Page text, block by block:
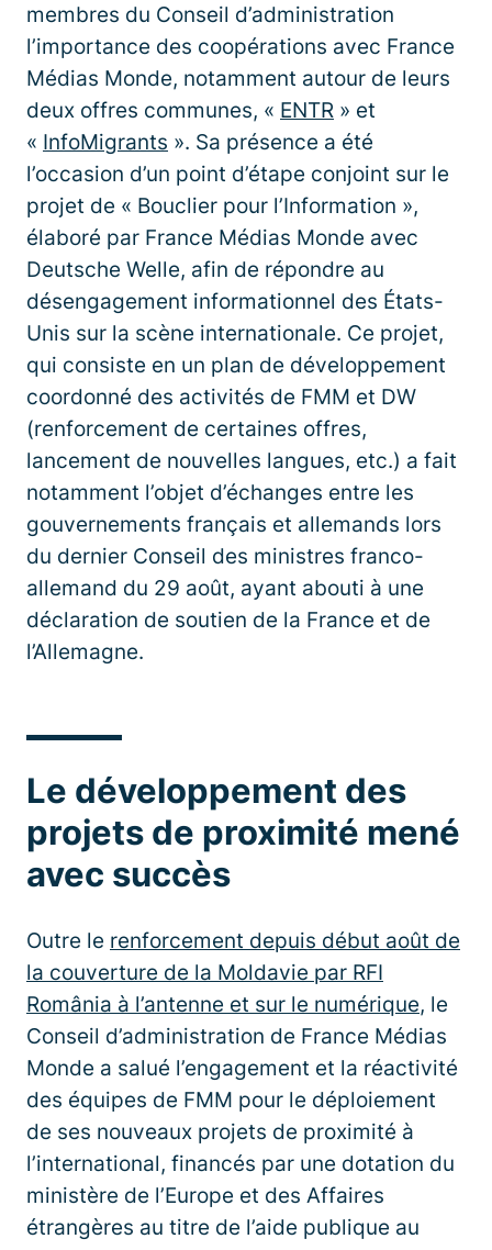
membres du Conseil d’administration
l’importance des coopérations avec France
Médias Monde, notamment autour de leurs
deux offres communes, « ENTR » et
« InfoMigrants ». Sa présence a été
l’occasion d’un point d’étape conjoint sur le
projet de « Bouclier pour l’Information »,
élaboré par France Médias Monde avec
Deutsche Welle, afin de répondre au
désengagement informationnel des États-
Unis sur la scène internationale. Ce projet,
qui consiste en un plan de développement
coordonné des activités de FMM et DW
(renforcement de certaines offres,
lancement de nouvelles langues, etc.) a fait
notamment l’objet d’échanges entre les
gouvernements français et allemands lors
du dernier Conseil des ministres franco-
allemand du 29 août, ayant abouti à une
déclaration de soutien de la France et de
l’Allemagne.
Le développement des
projets de proximité mené
avec succès
Outre le renforcement depuis début août de
la couverture de la Moldavie par RFI
România à l’antenne et sur le numérique, le
Conseil d’administration de France Médias
Monde a salué l’engagement et la réactivité
des équipes de FMM pour le déploiement
de ses nouveaux projets de proximité à
l’international, financés par une dotation du
ministère de l’Europe et des Affaires
étrangères au titre de l’aide publique au